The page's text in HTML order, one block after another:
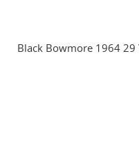
Black Bowmore 1964 29